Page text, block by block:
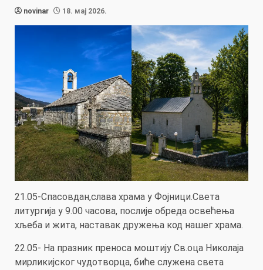
novinar 18. мај 2026.
21.05-Спасовдан,слава храма у Фојници.Света
литургија у 9.00 часова, послије обреда освећења
хљеба и жита, наставак дружења код нашег храма.
22.05- На празник преноса моштију Св.оца Николаја
мирликијског чудотворца, биће служена света